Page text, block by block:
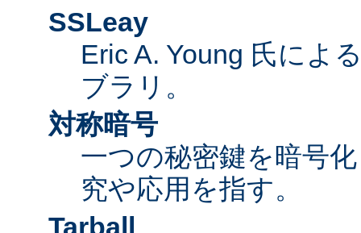
SSLeay
Eric A. Young 氏によ
ブラリ。
対称暗号
一つの秘密鍵を暗号
究や応用を指す。
Tarball